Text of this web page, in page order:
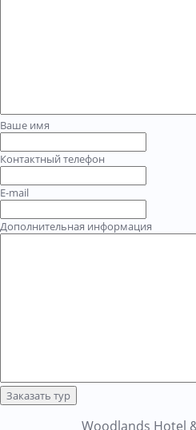
Ваше имя
Контактный телефон
E-mail
Дополнительная информация
Заказать тур
Woodlands Hotel